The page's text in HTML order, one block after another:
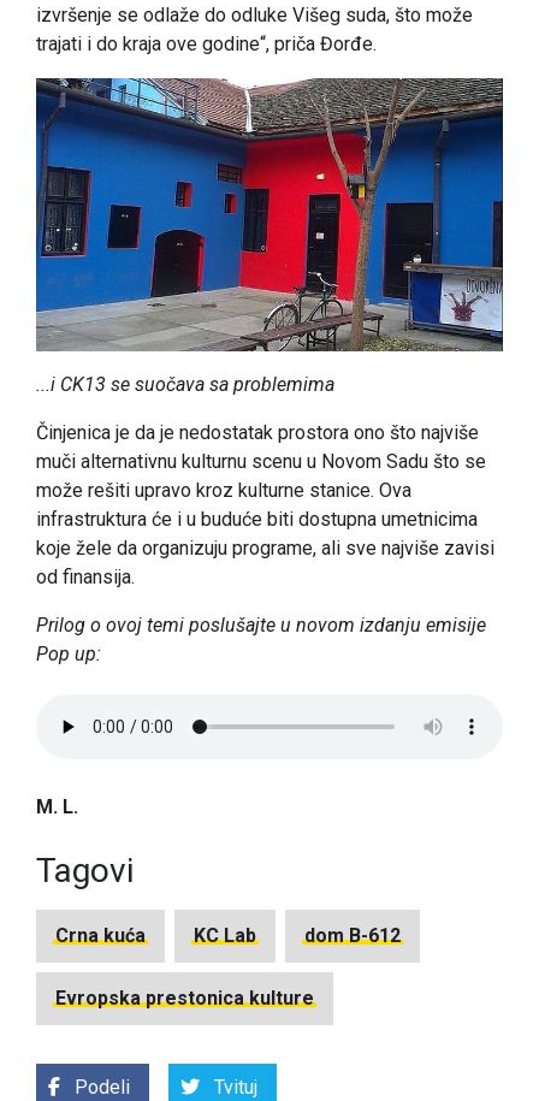
izvršenje se odlaže do odluke Višeg suda, što može
trajati i do kraja ove godine“, priča Đorđe.
...i CK13 se suočava sa problemima
Činjenica je da je nedostatak prostora ono što najviše
muči alternativnu kulturnu scenu u Novom Sadu što se
može rešiti upravo kroz kulturne stanice. Ova
infrastruktura će i u buduće biti dostupna umetnicima
koje žele da organizuju programe, ali sve najviše zavisi
od finansija.
Prilog o ovoj temi poslušajte u novom izdanju emisije
Pop up:
M. L.
Tagovi
Crna kuća KC Lab dom B-612
Evropska prestonica kulture
Podeli Tvituj